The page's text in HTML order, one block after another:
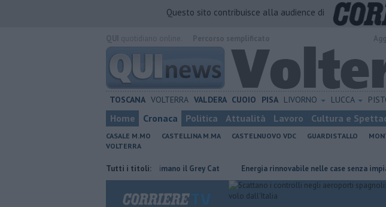
Questo sito contribuisce alla audience di
TOSCANA VOLTERRA VALDERA CUOIO PISA LIVORNO LUCCA
Home Cronaca Politica Attualità Lavoro Cultura e
CASALE M.MO CASTELLINA M.MA CASTELNUOVO VDC GUARDISTALLO
VOLTERRA
Tutti i titoli:
Rea e Martux M animano il Grey Cat Energia rinnovabile nelle case senza impianti